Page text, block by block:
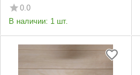
0.0
В наличии: 1 шт.